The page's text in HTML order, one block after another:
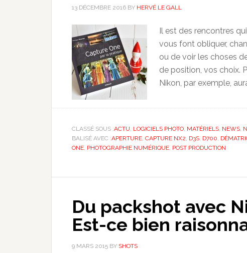
13 DÉCEMBRE 2016 BY HERVÉ LE GALL
Il est des rencontres
vous font obliquer,
ou de voir les choses
de position, vos choix.
Nikon, par exemple,
CLASSÉ SOUS :ACTU, LOGICIELS PHOTO, MATÉRIELS, NEWS,
BALISÉ AVEC :APERTURE, CAPTURE NX2, D3S, D700,
ONE, PHOTOGRAPHIE NUMÉRIQUE, POST PRODUCTION
Du packshot avec
Est-ce bien
9 MARS 2015 BY SHOTS